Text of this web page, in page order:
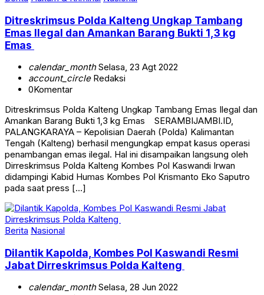
Emas Ilegal dan Amankan Barang Bukti 1,3 kg
Emas
account_circleRedaksi
0Komentar
Amankan Barang Bukti 1,3 kg Emas SERAMBIJAMBI.ID,
PALANGKARAYA – Kepolisian Daerah (Polda) Kalimantan
Tengah (Kalteng) berhasil mengungkap empat kasus operasi
penambangan emas ilegal. Hal ini disampaikan langsung oleh
Dirreskrimsus Polda Kalteng Kombes Pol Kaswandi Irwan
didampingi Kabid Humas Kombes Pol Krismanto Eko Saputro
pada saat press […]
Berita Nasional
Jabat Dirreskrimsus Polda Kalteng
account_circleRedaksi